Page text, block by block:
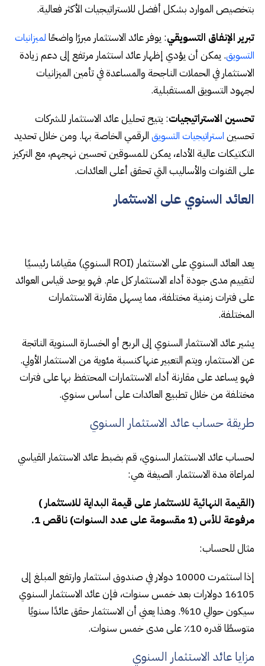
بتخصيص الموارد بشكل أفضل للاستراتيجيات الأكثر فعالية.
تبرير الإنفاق التسويقي: يوفر عائد الاستثمار مبررًا واضحًا لميزانيات
التسويق. يمكن أن يؤدي إظهار عائد استثمار مرتفع إلى دعم زيادة
الاستثمار في الحملات الناجحة والمساعدة في تأمين الميزانيات
لجهود التسويق المستقبلية.
تحسين الاستراتيجيات: يتيح تحليل عائد الاستثمار للشركات
تحسين استراتيجيات التسويقالرقمي الخاصة بها. ومن خلال تحديد
التكتيكات عالية الأداء، يمكن للمسوقين تحسين نهجهم، مع التركيز
على القنوات والأساليب التي تحقق أعلى العائدات.
العائد السنوي على الاستثمار
يعد العائد السنوي على الاستثمار (ROI السنوي) مقياسًا رئيسيًا
لتقييم مدى جودة أداء الاستثمار كل عام. فهو يوحد قياس العوائد
على فترات زمنية مختلفة، مما يسهل مقارنة الاستثمارات
المختلفة.
يشير عائد الاستثمار السنوي إلى الربح أو الخسارة السنوية الناتجة
عن الاستثمار، ويتم التعبير عنها كنسبة مئوية من الاستثمار الأولي.
فهو يساعد على مقارنة أداء الاستثمارات المحتفظ بها على فترات
مختلفة من خلال تطبيع العائدات على أساس سنوي.
طريقة حساب عائد الاستثمار السنوي
لحساب عائد الاستثمار السنوي، قم بضبط عائد الاستثمار القياسي
لمراعاة مدة الاستثمار. الصيغة هي:
(القيمة النهائية للاستثمار على قيمة البداية للاستثمار )
مرفوعة للأس (1 مقسومة على عدد السنوات) ناقص 1.
مثال للحساب:
إذا استثمرت 10000 دولار في صندوق استثمار وارتفع المبلغ إلى
16105 دولارات بعد خمس سنوات، فإن عائد الاستثمار السنوي
سيكون حوالي 10%. وهذا يعني أن الاستثمار حقق عائدًا سنويًا
متوسطًا قدره 10٪ على مدى خمس سنوات.
مزايا عائد الاستثمار السنوي